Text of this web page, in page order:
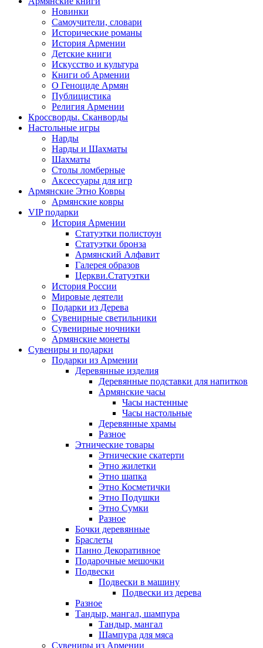
Новинки
Самоучители, словари
Исторические романы
История Армении
Детские книги
Иcкусство и культура
Книги об Армении
О Геноциде Армян
Публицистика
Религия Армении
Кроссворды. Сканворды
Настольные игры
Нарды
Нарды и Шахматы
Шахматы
Столы ломберные
Аксессуары для игр
Армянские Этно Ковры
Армянские ковры
VIP подарки
История Армении
Статуэтки полистоун
Статуэтки бронза
Армянский Алфавит
Галерея образов
Церкви.Статуэтки
История России
Мировые деятели
Подарки из Дерева
Сувенирные светильники
Сувенирные ночники
Армянские монеты
Сувениры и подарки
Подарки из Армении
Деревянные изделия
Деревянные подставки для напитков
Армянские часы
Часы настенные
Часы настольные
Деревянные храмы
Разное
Этнические товары
Этнические скатерти
Этно жилетки
Этно шапка
Этно Косметички
Этно Подушки
Этно Сумки
Разное
Бочки деревянные
Браслеты
Панно Декоративное
Подарочные мешочки
Подвески
Подвески в машину
Подвески из дерева
Разное
Тандыр, мангал, шампура
Тандыр, мангал
Шампура для мяса
Сувениры из Армении